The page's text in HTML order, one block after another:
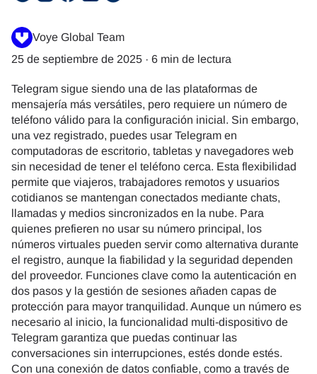
Voye Global Team
25 de septiembre de 2025 · 6 min de lectura
Telegram sigue siendo una de las plataformas de
mensajería más versátiles, pero requiere un número de
teléfono válido para la configuración inicial. Sin embargo,
una vez registrado, puedes usar Telegram en
computadoras de escritorio, tabletas y navegadores web
sin necesidad de tener el teléfono cerca. Esta flexibilidad
permite que viajeros, trabajadores remotos y usuarios
cotidianos se mantengan conectados mediante chats,
llamadas y medios sincronizados en la nube. Para
quienes prefieren no usar su número principal, los
números virtuales pueden servir como alternativa durante
el registro, aunque la fiabilidad y la seguridad dependen
del proveedor. Funciones clave como la autenticación en
dos pasos y la gestión de sesiones añaden capas de
protección para mayor tranquilidad. Aunque un número es
necesario al inicio, la funcionalidad multi-dispositivo de
Telegram garantiza que puedas continuar las
conversaciones sin interrupciones, estés donde estés.
Con una conexión de datos confiable, como a través de